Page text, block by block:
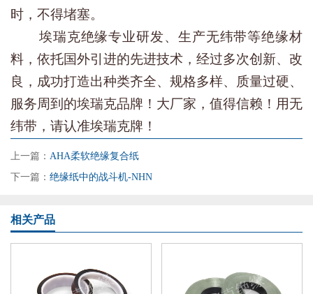
时，不得堵塞。
埃瑞克绝缘专业研发、生产无纬带等绝缘材
料，依托国外引进的先进技术，经过多次创新、改
良，成功打造出种类齐全、规格多样、质量过硬、
服务周到的埃瑞克品牌！大厂家，值得信赖！用无
纬带，请认准埃瑞克牌！
上一篇： AHA柔软绝缘复合纸
下一篇： 绝缘纸中的战斗机-NHN
相关产品